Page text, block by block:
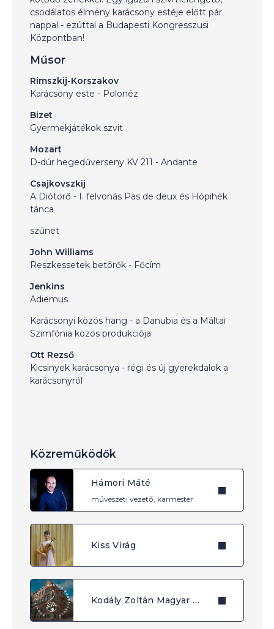
csodálatos élmény karácsony estéje előtt pár
nappal - ezúttal a Budapesti Kongresszusi
Központban!
Műsor
Rimszkij-Korszakov
Karácsony este - Polonéz
Bizet
Gyermekjátékok szvit
Mozart
D-dúr hegedűverseny KV 211 - Andante
Csajkovszkij
A Diótörő - I. felvonás Pas de deux és Hópihék
tánca
szünet
John Williams
Reszkessetek betörők - Főcím
Jenkins
Adiemus
Karácsonyi közös hang - a Danubia és a Máltai
Szimfónia közös produkciója
Ott Rezső
Kicsinyek karácsonya - régi és új gyerekdalok a
karácsonyról
Közreműködők
Hámori Máté
művészeti vezető, karmester
Kiss Virág
Kodály Zoltán Magyar Kórusiskola gyermekkara